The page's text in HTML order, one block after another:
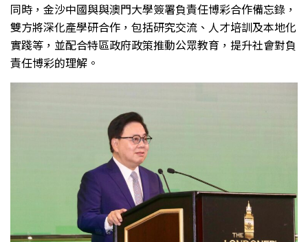
同時，金沙中國與與澳門大學簽署負責任博彩合作備忘錄，
雙方將深化產學研合作，包括研究交流、人才培訓及本地化
實踐等，並配合特區政府政策推動公眾教育，提升社會對負
責任博彩的理解。